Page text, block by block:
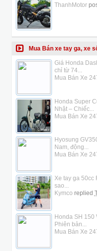
ThanhMotor
Mua Bán xe tay ga, xe
Giá Honda
chỉ từ 74...
Mua Bán Xe
Honda Super
Nhật – Chiếc...
Mua Bán Xe
Hyosung
Nam, động...
Mua Bán Xe
Xe tay ga 50cc
sao...
Kymco replied
Honda SH 150
Phiên bản...
Mua Bán Xe